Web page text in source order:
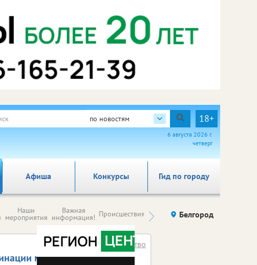
по новостям 18+
6 августа 2026 г.
четверг
Афиша Гид по городу
Конкурсы
Наши
мероприятия
Важная
информация! Происшествия Здоровье компаний (на
правах
Белгород
мигрантов не
Общество